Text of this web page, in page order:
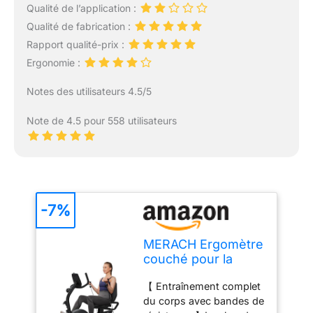
Qualité de l’application :
Qualité de fabrication :
Rapport qualité-prix :
Ergonomie :
Notes des utilisateurs 4.5/5
Note de 4.5 pour 558 utilisateurs
MERACH Ergomètre
couché pour la
niveaux de
résistance
【 Entraînement complet
du corps avec bandes de
-7%